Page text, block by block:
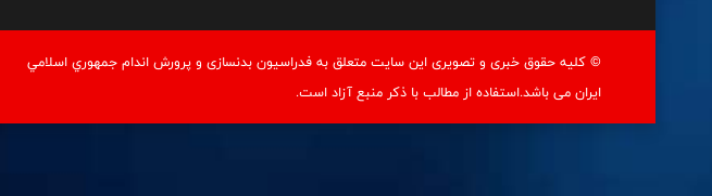
© کليه حقوق خبری و تصويری اين سايت متعلق به فدراسيون بدنسازی و پرورش اندام جمهوري اسلامي
ايران می باشد.استفاده از مطالب با ذكر منبع آزاد است.